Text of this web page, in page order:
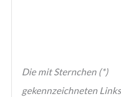
Die mit Sternchen (*)
gekennzeichneten